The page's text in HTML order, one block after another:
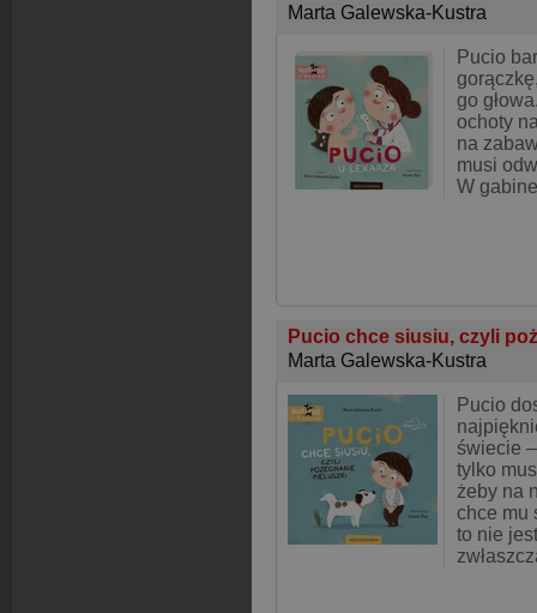
Marta Galewska-Kustra
Pucio
go
ochoty
na
musi
W
Pucio chce siusiu, czyli
Marta Galewska-Kustra
Pucio
świecie
tylko
żeby na
chce mu
to nie